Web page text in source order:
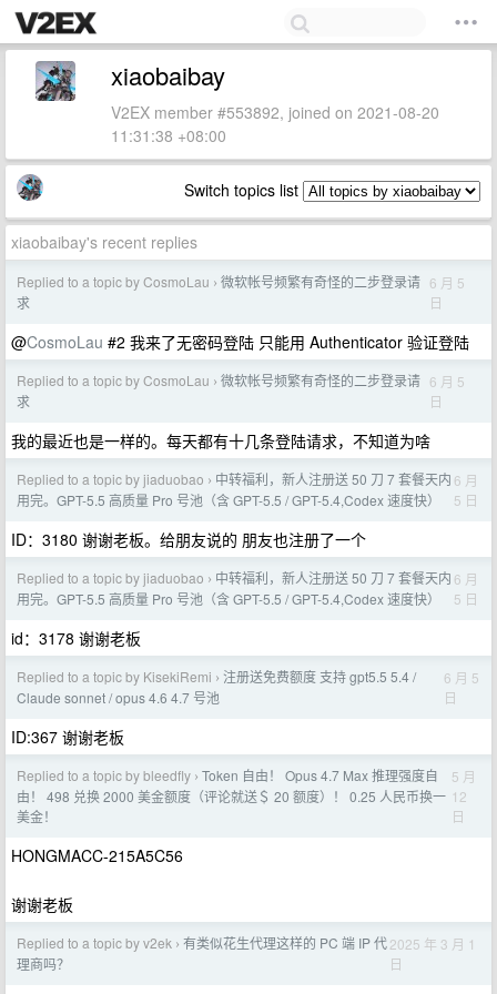
xiaobaibay
V2EX member #553892, joined on 2021-08-20
11:31:38 +08:00
Switch topics list
xiaobaibay's recent replies
Replied to a topic by CosmoLau › 微软帐号频繁有奇怪的二步登录请
求
6 月 5
日
@CosmoLau #2 我来了无密码登陆 只能用 Authenticator 验证登陆
Replied to a topic by CosmoLau › 微软帐号频繁有奇怪的二步登录请
求
6 月 5
日
我的最近也是一样的。每天都有十几条登陆请求，不知道为啥
Replied to a topic by jiaduobao › 中转福利，新人注册送 50 刀 7 套餐天内
用完。GPT-5.5 高质量 Pro 号池（含 GPT-5.5 / GPT-5.4,Codex 速度快）
6 月
5 日
ID：3180 谢谢老板。给朋友说的 朋友也注册了一个
Replied to a topic by jiaduobao › 中转福利，新人注册送 50 刀 7 套餐天内
用完。GPT-5.5 高质量 Pro 号池（含 GPT-5.5 / GPT-5.4,Codex 速度快）
6 月
5 日
id：3178 谢谢老板
Replied to a topic by KisekiRemi › 注册送免费额度 支持 gpt5.5 5.4 /
Claude sonnet / opus 4.6 4.7 号池
6 月 5
日
ID:367 谢谢老板
Replied to a topic by bleedfly › Token 自由！ Opus 4.7 Max 推理强度自
由！ 498 兑换 2000 美金额度（评论就送＄ 20 额度）！ 0.25 人民币换一
美金！
5 月
12
日
HONGMACC-215A5C56
谢谢老板
Replied to a topic by v2ek › 有类似花生代理这样的 PC 端 IP 代
理商吗？
2025 年 3 月 1
日